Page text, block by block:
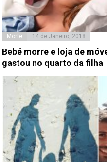
Morte 14 de Janeiro, 2018
Bebé morre e loja de
gastou no quarto da filha